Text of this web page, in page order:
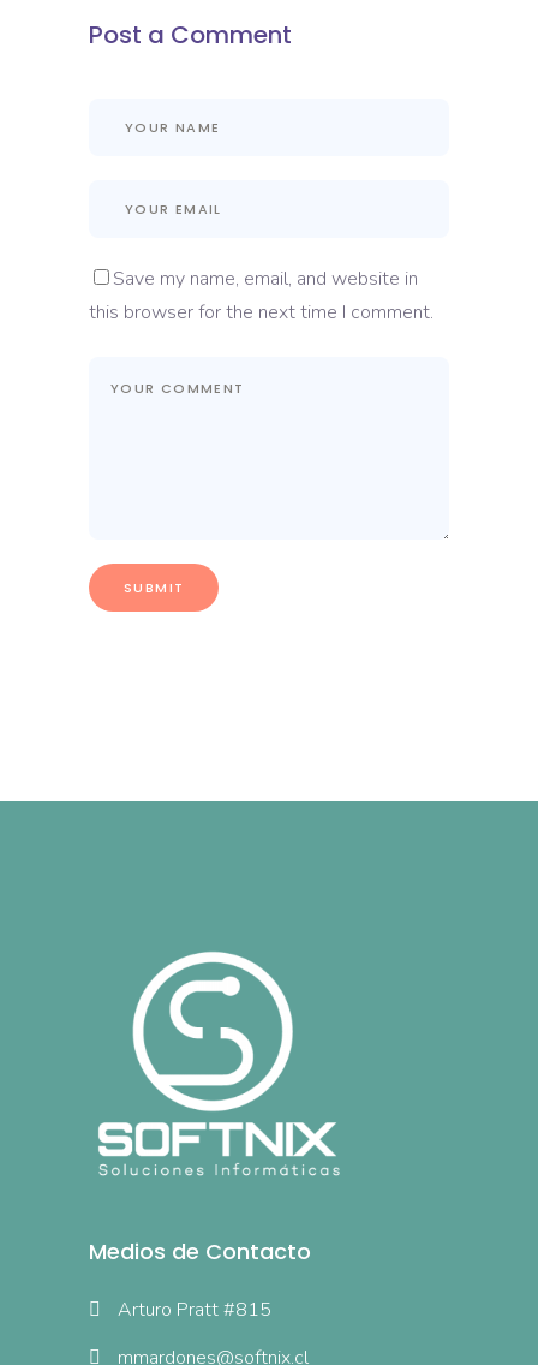
Post a Comment
Save my name, email, and website in
this browser for the next time I comment.
Medios de Contacto
Arturo Pratt #815
mmardones@softnix.cl